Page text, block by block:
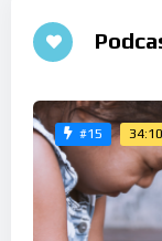
#15 34:10